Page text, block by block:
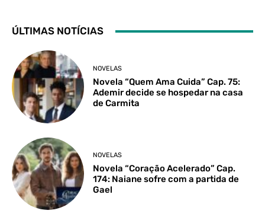
ÚLTIMAS NOTÍCIAS
NOVELAS
Novela “Quem Ama Cuida” Cap. 75:
Ademir decide se hospedar na casa
de Carmita
NOVELAS
Novela “Coração Acelerado” Cap.
174: Naiane sofre com a partida de
Gael